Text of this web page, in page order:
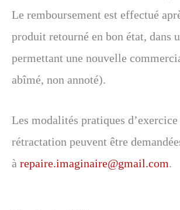
Le remboursement est effectué
produit retourné en bon état, dans
permettant une nouvelle
abîmé, non annoté).
Les modalités pratiques
rétractation peuvent être
à repaire.imaginaire@gmail.com.